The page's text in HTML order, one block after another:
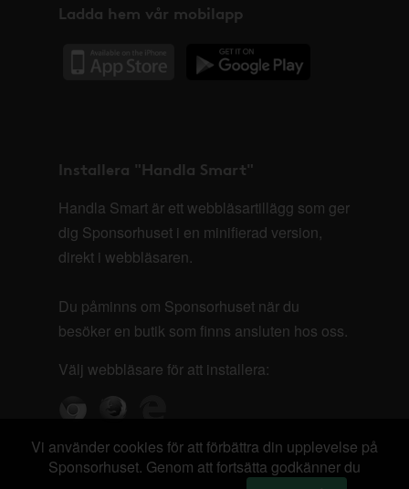
Ladda hem vår mobilapp
Installera "Handla Smart"
Handla Smart är ett webbläsartillägg som ger
dig Sponsorhuset i en minifierad version,
direkt i webbläsaren.
Du påminns om Sponsorhuset när du
besöker en butik som finns ansluten hos oss.
Välj webbläsare för att installera:
Vi använder cookies för att förbättra din upplevelse på
Sponsorhuset. Genom att fortsätta godkänner du